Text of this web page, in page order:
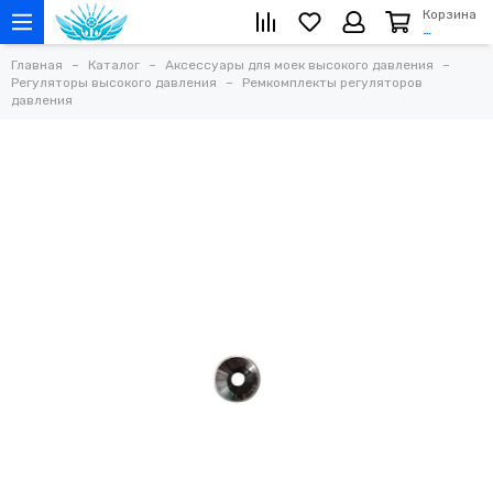
Корзина
…
Главная Каталог
Аксессуары для моек высокого давления
Регуляторы высокого давления
Ремкомплекты регуляторов
давления